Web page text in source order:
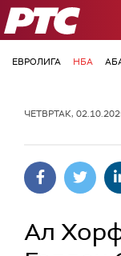
РТС
ЕВРОЛИГА НБА
ЧЕТВРТАК,
Ал